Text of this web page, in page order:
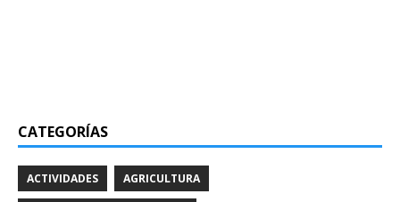
CATEGORÍAS
ACTIVIDADES AGRICULTURA